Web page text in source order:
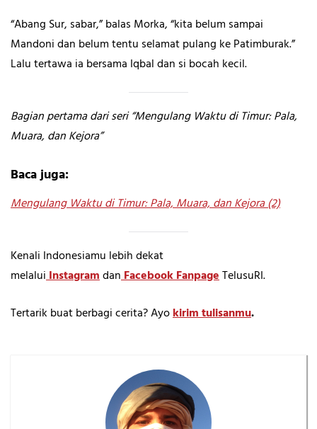
“Abang Sur, sabar,” balas Morka, “kita belum sampai
Mandoni dan belum tentu selamat pulang ke Patimburak.”
Lalu tertawa ia bersama Iqbal dan si bocah kecil.
Bagian pertama dari seri “Mengulang Waktu di Timur: Pala,
Muara, dan Kejora”
Baca juga:
Mengulang Waktu di Timur: Pala, Muara, dan Kejora (2)
Kenali Indonesiamu lebih dekat
melaluiInstagramdanFacebook FanpageTelusuRI.
Tertarik buat berbagi cerita? Ayokirim tulisanmu.